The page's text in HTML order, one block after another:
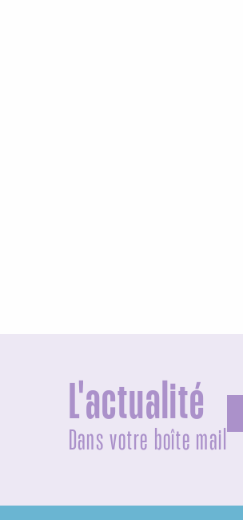
L'actualité
Dans votre boîte mail